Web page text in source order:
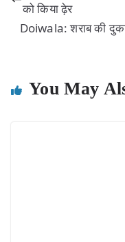
को किया ढ़ेर
Doiwala: शराब की
You May